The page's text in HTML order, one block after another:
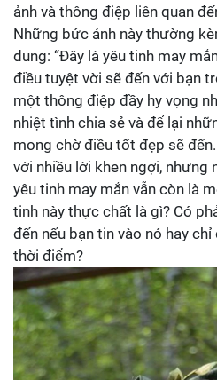
ảnh và thông điệp liên quan
Những bức ảnh này thường
dung: “Đây là yêu tinh may
điều tuyệt vời sẽ đến với bạn
một thông điệp đầy hy vọng
nhiệt tình chia sẻ và để lại
mong chờ điều tốt đẹp sẽ
với nhiều lời khen ngợi, nhưng
yêu tinh may mắn vẫn còn là
tinh này thực chất là gì? Có
đến nếu bạn tin vào nó hay
thời điểm?